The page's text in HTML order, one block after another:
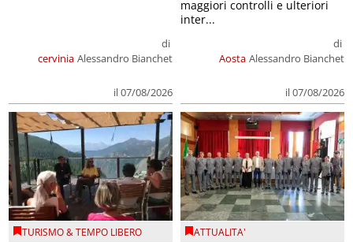
cervinia
di
Alessandro Bianchet
il 07/08/2026
Aosta
di
Alessandro Bianchet
il 07/08/2026
maggiori controlli e ulteriori
inter...
TURISMO & TEMPO LIBERO ATTUALITA'